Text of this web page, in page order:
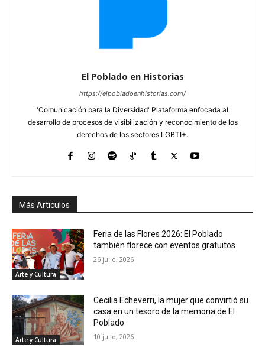
El Poblado en Historias
https://elpobladoenhistorias.com/
'Comunicación para la Diversidad' Plataforma enfocada al
desarrollo de procesos de visibilización y reconocimiento de los
derechos de los sectores LGBTI+.
Más Articulos
Arte y Cultura
Feria de las Flores 2026: El Poblado
también florece con eventos gratuitos
26 julio, 2026
Arte y Cultura
Cecilia Echeverri, la mujer que convirtió su
casa en un tesoro de la memoria de El
Poblado
10 julio, 2026